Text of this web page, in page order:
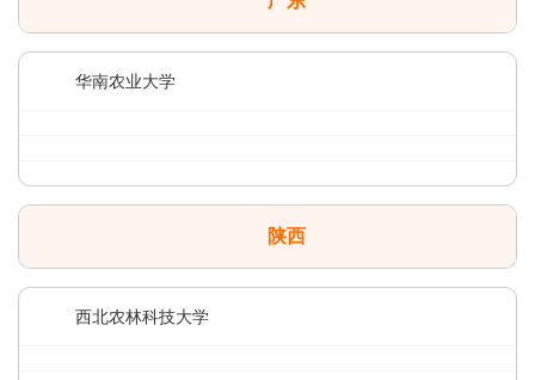
华南农业大学
陕西
西北农林科技大学